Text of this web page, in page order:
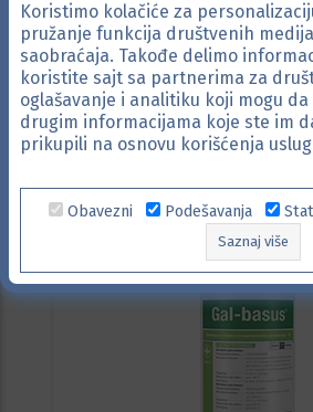
Gal-basus
Koristimo kolačiće za
pružanje funkcija društvenih
saobraćaja. Takođe delimo
koristite sajt sa partnerima za
oglašavanje i analitiku koji mogu
drugim informacijama koje ste im
prikupili na osnovu korišćenja
Obavezni Podešavanja
Saznaj više